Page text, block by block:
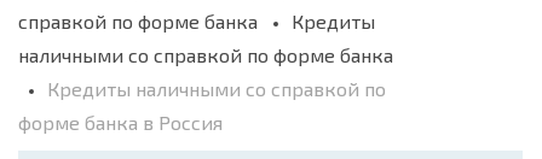
справкой по форме банка
Кредиты
наличными со справкой по форме банка
Кредиты наличными со справкой по
форме банка в Россия